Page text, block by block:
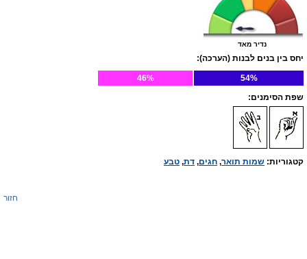
נדיר מאד
יחס בין בנים לבנות (הערכה):
54%
46%
שפת הסימנים:
קטגוריות: שמות תואר, חגים, דת, טבע
חזור